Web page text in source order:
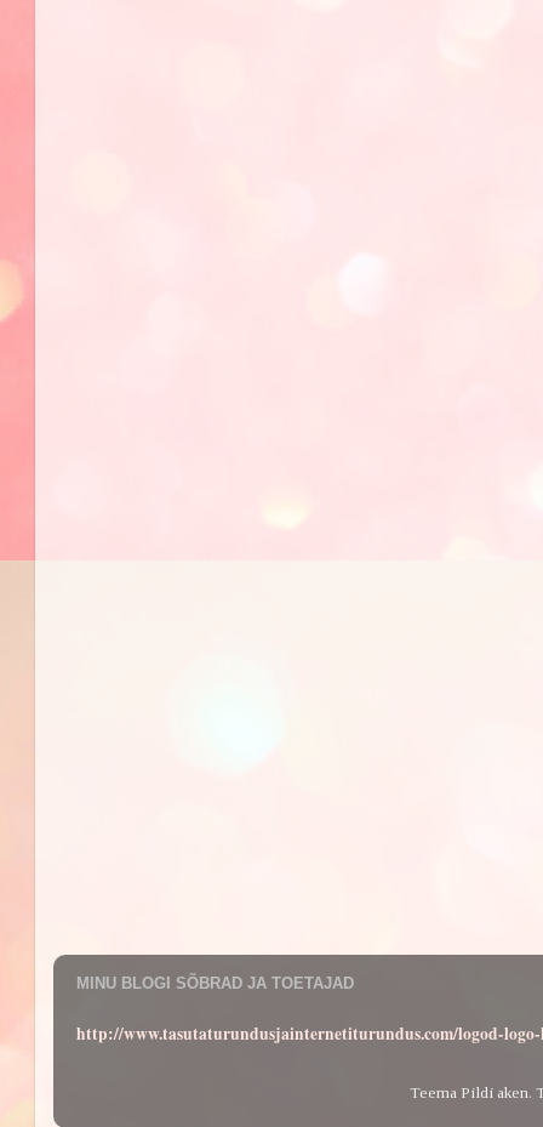
MINU BLOGI SÕBRAD JA TOETAJAD
http://www.tasutaturundusjainternetiturundus.com/logod-
Teema Pildi aken.